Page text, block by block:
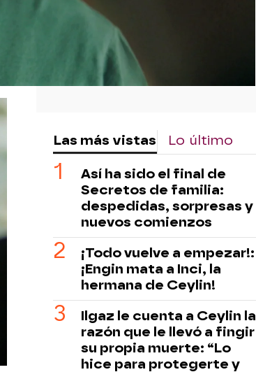
Las más vistas Lo último
Así ha sido el final de
Secretos de familia:
despedidas, sorpresas y
nuevos comienzos
¡Todo vuelve a empezar!:
¡Engin mata a Inci, la
hermana de Ceylin!
Ilgaz le cuenta a Ceylin la
razón que le llevó a fingir
su propia muerte: “Lo
hice para protegerte y